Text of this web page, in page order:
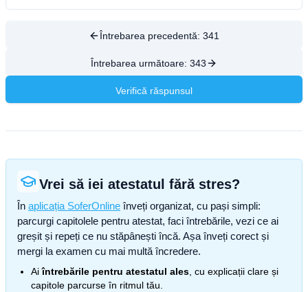
Întrebarea precedentă: 341
Întrebarea următoare: 343
Verifică răspunsul
Vrei să iei atestatul fără stres?
În aplicația SoferOnline înveți organizat, cu pași simpli:
parcurgi capitolele pentru atestat, faci întrebările, vezi ce ai
greșit și repeți ce nu stăpânești încă. Așa înveți corect și
mergi la examen cu mai multă încredere.
Aiîntrebările pentru atestatul ales , cu explicații clare și
capitole parcurse în ritmul tău.